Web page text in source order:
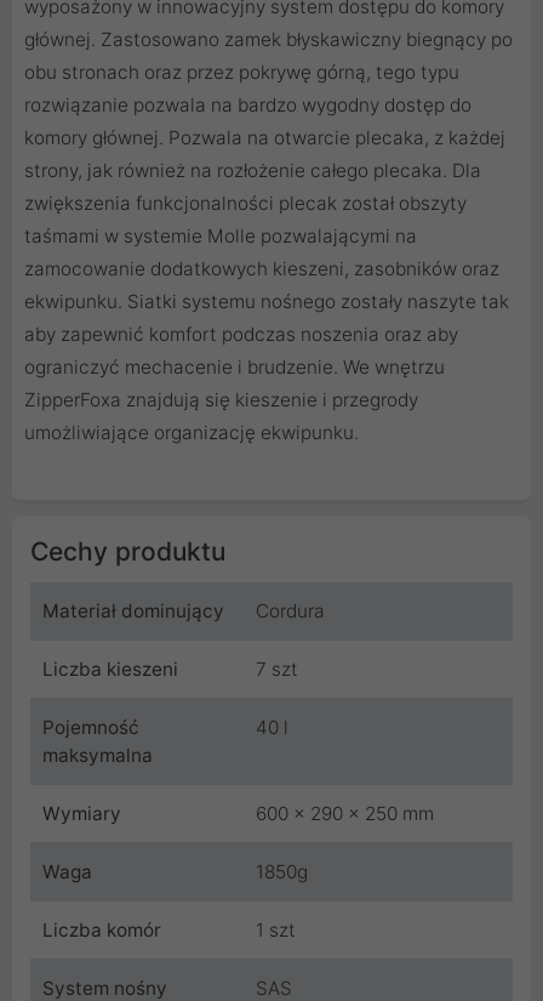
wyposażony w innowacyjny system dostępu do komory
głównej. Zastosowano zamek błyskawiczny biegnący po
obu stronach oraz przez pokrywę górną, tego typu
rozwiązanie pozwala na bardzo wygodny dostęp do
komory głównej. Pozwala na otwarcie plecaka, z każdej
strony, jak również na rozłożenie całego plecaka. Dla
zwiększenia funkcjonalności plecak został obszyty
taśmami w systemie Molle pozwalającymi na
zamocowanie dodatkowych kieszeni, zasobników oraz
ekwipunku. Siatki systemu nośnego zostały naszyte tak
aby zapewnić komfort podczas noszenia oraz aby
ograniczyć mechacenie i brudzenie. We wnętrzu
ZipperFoxa znajdują się kieszenie i przegrody
umożliwiające organizację ekwipunku.
Cechy produktu
Materiał dominujący Cordura
Liczba kieszeni 7 szt
Pojemność
maksymalna
40 l
Wymiary 600 x 290 x 250 mm
Waga 1850g
Liczba komór 1 szt
System nośny SAS